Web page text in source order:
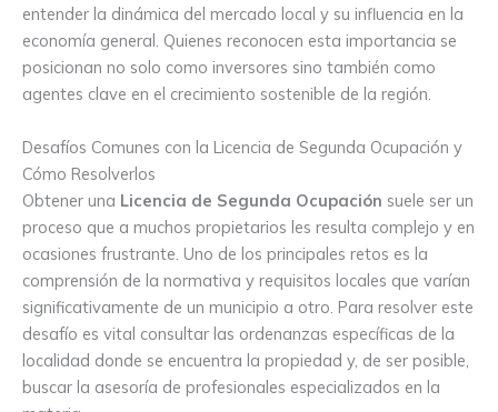
entender la dinámica del mercado local y su influencia en la
economía general. Quienes reconocen esta importancia se
posicionan no solo como inversores sino también como
agentes clave en el crecimiento sostenible de la región.
Desafíos Comunes con la Licencia de Segunda Ocupación y
Cómo Resolverlos
Obtener una Licencia de Segunda Ocupación suele ser un
proceso que a muchos propietarios les resulta complejo y en
ocasiones frustrante. Uno de los principales retos es la
comprensión de la normativa y requisitos locales que varían
significativamente de un municipio a otro. Para resolver este
desafío es vital consultar las ordenanzas específicas de la
localidad donde se encuentra la propiedad y, de ser posible,
buscar la asesoría de profesionales especializados en la